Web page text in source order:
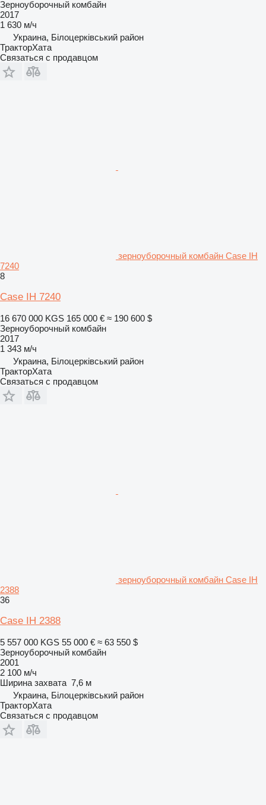
Зерноуборочный комбайн
2017
1 630 м/ч
Украина, Білоцерківський район
ТракторХата
Связаться с продавцом
зерноуборочный комбайн Case IH
7240
8
Case IH 7240
16 670 000 KGS 165 000 € ≈ 190 600 $
Зерноуборочный комбайн
2017
1 343 м/ч
Украина, Білоцерківський район
ТракторХата
Связаться с продавцом
зерноуборочный комбайн Case IH
2388
36
Case IH 2388
5 557 000 KGS 55 000 € ≈ 63 550 $
Зерноуборочный комбайн
2001
2 100 м/ч
Ширина захвата 7,6 м
Украина, Білоцерківський район
ТракторХата
Связаться с продавцом